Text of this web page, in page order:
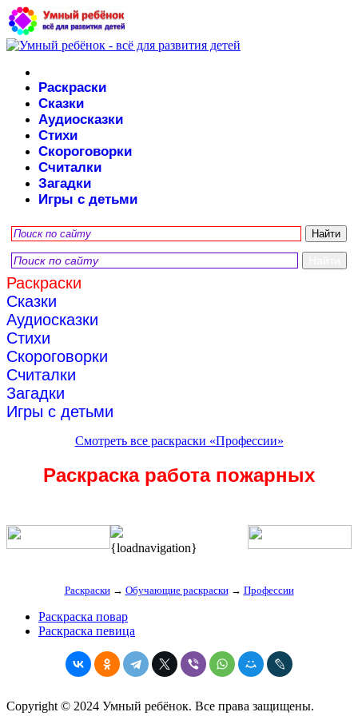
Раскраски
Сказки
Аудиосказки
Стихи
Скороговорки
Считалки
Загадки
Игры с детьми
Раскраски
Сказки
Аудиосказки
Стихи
Скороговорки
Считалки
Загадки
Игры с детьми
Смотреть все раскраски «Профессии»
Раскраска работа пожарных
{loadnavigation}
Раскраски→ Обучающие раскраски→ Профессии
Раскраска повар
Раскраска певица
Copyright © 2024 Умный ребёнок. Все права защищены.